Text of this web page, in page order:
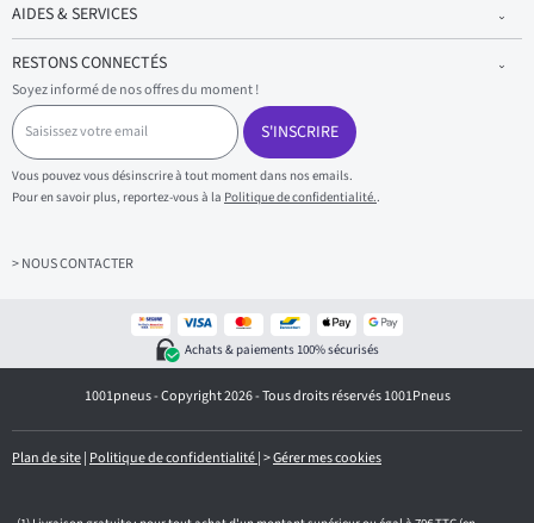
AIDES & SERVICES
RESTONS CONNECTÉS
Soyez informé de nos offres du moment !
S
a
i
s
i
s
z
i
l
S'INSCRIRE
Vous pouvez vous désinscrire à tout moment dans nos emails.
Pour en savoir plus, reportez-vous à la Politique de confidentialité..
> NOUS CONTACTER
Achats & paiements 100% sécurisés
1001pneus - Copyright 2026 - Tous droits réservés 1001Pneus
Plan de site| Politique de confidentialité|>Gérer mes cookies